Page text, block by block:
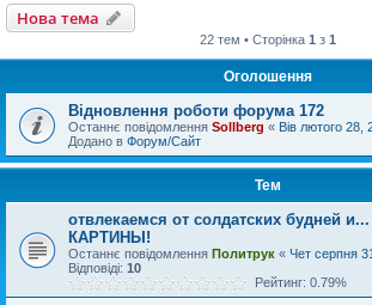
Нова тема
22 тем • Сторінка 1 з 1
Оголошення
Відновлення роботи форума 172
Останнє повідомлення Sollberg « Вів лютого 28,
Додано в Форум/Сайт
Тем
отвлекаемся от солдатских будней
КАРТИНЫ!
Останнє повідомлення Политрук « Чет серпня
Відповіді: 10
Рейтинг: 0.79%